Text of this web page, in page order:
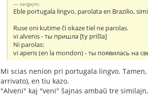
sergejm:
Eble portugala lingvo, parolata en Brazilio,
Ruse oni kutime ĉi okaze tiel ne parolas.
vi alvenis - ты пришла [ty priŝla]
Ni parolas:
vi aperis (en la mondon) - ты появилась на
Mi scias nenion pri portugala lingvo.
arrivato), en tiu kazo.
"Alveni" kaj "veni" ŝajnas ambaŭ tre